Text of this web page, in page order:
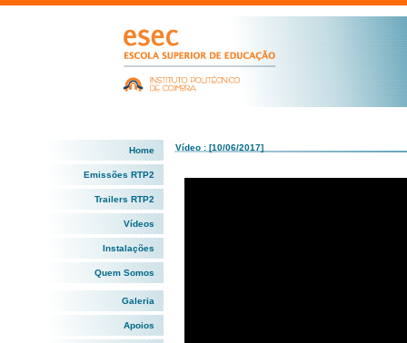
Home
Emissões RTP2
Trailers RTP2
Vídeos
Instalações
Quem Somos
Galeria
Apoios
Vídeo : [10/06/2017]